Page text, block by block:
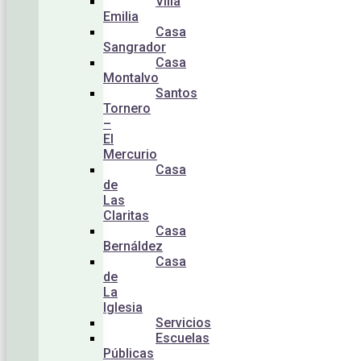
Emilia
Casa
Sangrador
Casa
Montalvo
Santos
Tornero
–
El
Mercurio
Casa
de
Las
Claritas
Casa
Bernáldez
Casa
de
La
Iglesia
Servicios
Escuelas
Públicas